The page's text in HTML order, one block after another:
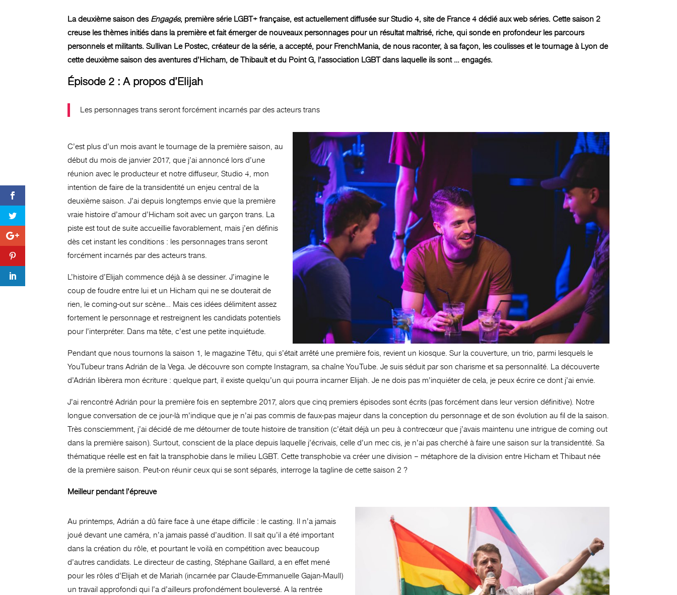
La deuxième saison des Engagés, première série LGBT+ française, est actuellement diffusée sur Studio 4, site de France 4 dédié aux web séries. Cette saison 2
creuse les thèmes initiés dans la première et fait émerger de nouveaux personnages pour un résultat maîtrisé, riche, qui sonde en profondeur les parcours
personnels et militants. Sullivan Le Postec, créateur de la série, a accepté, pour FrenchMania, de nous raconter, à sa façon, les coulisses et le tournage à Lyon de
cette deuxième saison des aventures d’Hicham, de Thibault et du Point G, l’association LGBT dans laquelle ils sont … engagés.
Épisode 2 : A propos d’Elijah
Les personnages trans seront forcément incarnés par des acteurs trans
C’est plus d’un mois avant le tournage de la première saison, au
début du mois de janvier 2017, que j’ai annoncé lors d’une
réunion avec le producteur et notre diffuseur, Studio 4, mon
intention de faire de la transidentité un enjeu central de la
deuxième saison. J’ai depuis longtemps envie que la première
vraie histoire d’amour d’Hicham soit avec un garçon trans. La
piste est tout de suite accueillie favorablement, mais j’en définis
dès cet instant les conditions : les personnages trans seront
forcément incarnés par des acteurs trans.
L’histoire d’Elijah commence déjà à se dessiner. J’imagine le
coup de foudre entre lui et un Hicham qui ne se douterait de
rien, le coming-out sur scène… Mais ces idées délimitent assez
fortement le personnage et restreignent les candidats potentiels
pour l’interpréter. Dans ma tête, c’est une petite inquiétude.
Pendant que nous tournons la saison 1, le magazine Têtu, qui s’était arrêté une première fois, revient un kiosque. Sur la couverture, un trio, parmi lesquels le
YouTubeur trans Adrián de la Vega. Je découvre son compte Instagram, sa chaîne YouTube. Je suis séduit par son charisme et sa personnalité. La découverte
d’Adrián libèrera mon écriture : quelque part, il existe quelqu’un qui pourra incarner Elijah. Je ne dois pas m’inquiéter de cela, je peux écrire ce dont j’ai envie.
J’ai rencontré Adrián pour la première fois en septembre 2017, alors que cinq premiers épisodes sont écrits (pas forcément dans leur version définitive). Notre
longue conversation de ce jour-là m’indique que je n’ai pas commis de faux-pas majeur dans la conception du personnage et de son évolution au fil de la saison.
Très consciemment, j’ai décidé de me détourner de toute histoire de transition (c’était déjà un peu à contrecœur que j’avais maintenu une intrigue de coming out
dans la première saison). Surtout, conscient de la place depuis laquelle j’écrivais, celle d’un mec cis, je n’ai pas cherché à faire une saison sur la transidentité. Sa
thématique réelle est en fait la transphobie dans le milieu LGBT. Cette transphobie va créer une division – métaphore de la division entre Hicham et Thibaut née
de la première saison. Peut-on réunir ceux qui se sont séparés, interroge la tagline de cette saison 2 ?
Meilleur pendant l’épreuve
Au printemps, Adrián a dû faire face à une étape difficile : le casting. Il n’a jamais
joué devant une caméra, n’a jamais passé d’audition. Il sait qu’il a été important
dans la création du rôle, et pourtant le voilà en compétition avec beaucoup
d’autres candidats. Le directeur de casting, Stéphane Gaillard, a en effet mené
pour les rôles d’Elijah et de Mariah (incarnée par Claude-Emmanuelle Gajan-Maull)
un travail approfondi qui l’a d’ailleurs profondément bouleversé. A la rentrée